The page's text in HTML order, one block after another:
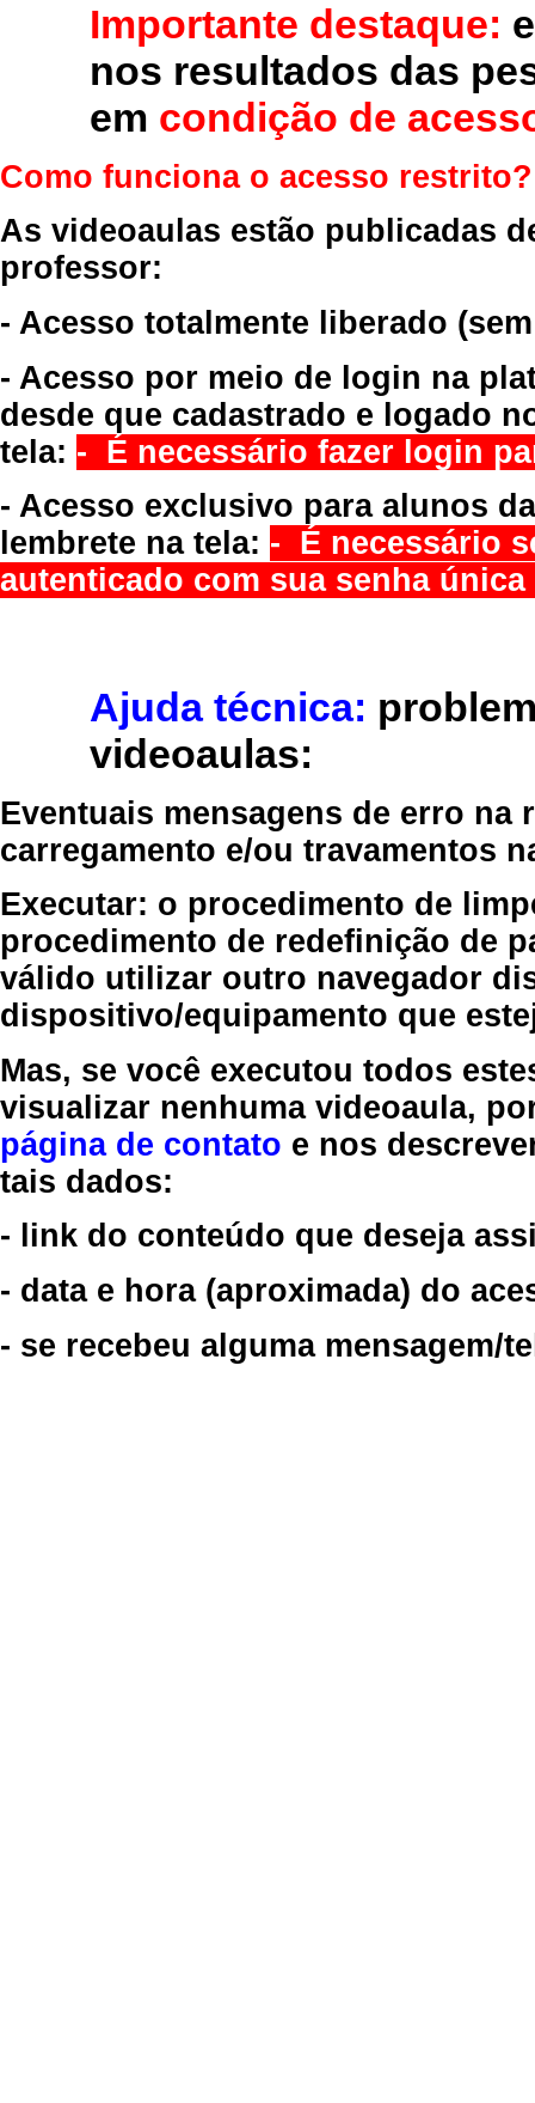
Importante destaque:
nos resultados das
em condição de
Como funciona o acesso restrito?
As videoaulas estão publicadas
professor:
- Acesso totalmente liberado
- Acesso por meio de login na
desde que cadastrado e logado
tela: - É necessário fazer login
- Acesso exclusivo para alunos
lembrete na tela: - É necessário
autenticado com sua senha
Ajuda técnica:
videoaulas:
Eventuais mensagens de erro
carregamento e/ou travamentos
Executar: o procedimento de
procedimento de redefinição de
válido utilizar outro navegador
dispositivo/equipamento que
Mas, se você executou todos
visualizar nenhuma videoaula,
página de contato e nos
tais dados:
- link do conteúdo que deseja
- data e hora (aproximada) do
- se recebeu alguma mensagem/